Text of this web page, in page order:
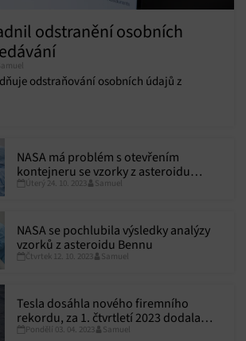
odstranění osobních
odstraňování osobních údajů z
NASA má problém s otevřením
kontejneru se vzorky z asteroidu
Benu, přesto jich má k analýze
Úterý 24. 10. 2023 Samuel
NASA se pochlubila výsledky analýzy
vzorků z asteroidu Bennu
Čtvrtek 12. 10. 2023 Samuel
Tesla dosáhla nového firemního
rekordu, za 1. čtvrtletí 2023 dodala
více než 422 000 vozů
Pondělí 03. 04. 2023 Samuel